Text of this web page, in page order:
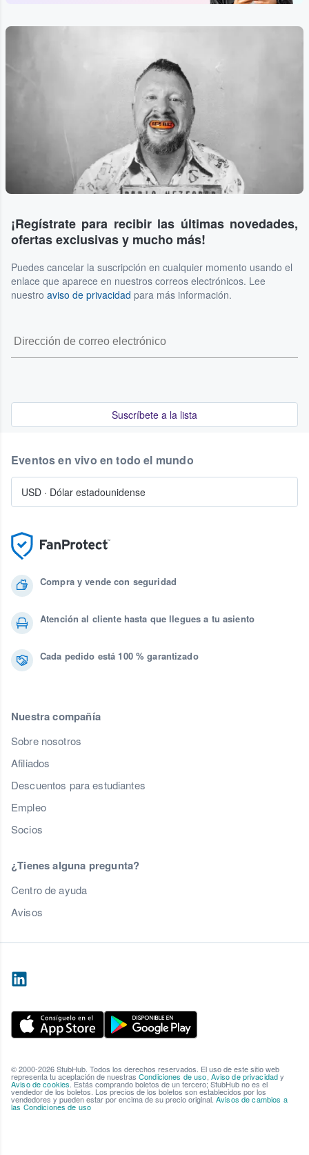
¡Regístrate para recibir las últimas novedades,
ofertas exclusivas y mucho más!
Puedes cancelar la suscripción en cualquier momento usando el
enlace que aparece en nuestros correos electrónicos. Lee
nuestro aviso de privacidad para más información.
Suscríbete a la lista
Compra y vende con seguridad
Atención al cliente hasta que llegues a tu asiento
Cada pedido está 100 % garantizado
Nuestra compañía
Sobre nosotros
Afiliados
Descuentos para estudiantes
Empleo
Socios
¿Tienes alguna pregunta?
Centro de ayuda
Avisos
Eventos en vivo en todo el mundo
USD · Dólar estadounidense
© 2000-2026 StubHub. Todos los derechos reservados. El uso de este sitio web
representa tu aceptación de nuestras Condiciones de uso, Aviso de privacidady
Aviso de cookies. Estás comprando boletos de un tercero; StubHub no es el
vendedor de los boletos. Los precios de los boletos son establecidos por los
vendedores y pueden estar por encima de su precio original. Avisos de cambios a
las Condiciones de uso